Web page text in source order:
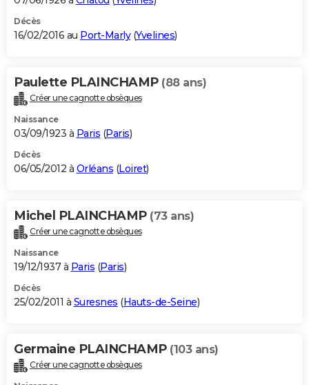
Décès
16/02/2016 au Port-Marly(Yvelines)
Paulette PLAINCHAMP (88 ans)
Créer une cagnotte obsèques
Naissance
03/09/1923 à Paris (Paris)
Décès
06/05/2012 à Orléans (Loiret)
Michel PLAINCHAMP (73 ans)
Créer une cagnotte obsèques
Naissance
19/12/1937 à Paris (Paris)
Décès
25/02/2011 à Suresnes (Hauts-de-Seine)
Germaine PLAINCHAMP (103 ans)
Créer une cagnotte obsèques